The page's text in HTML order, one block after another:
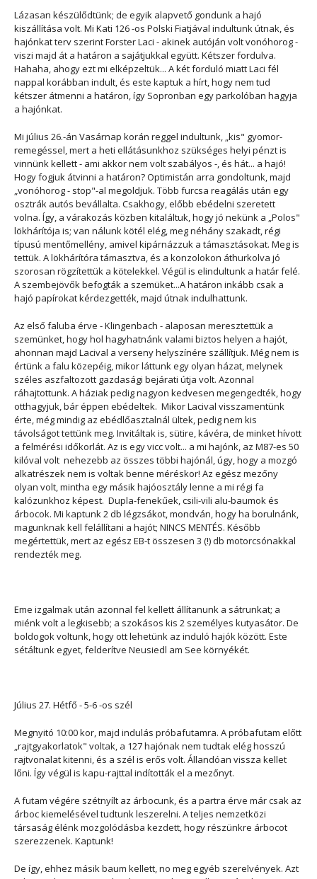
Lázasan készülődtünk; de egyik alapvető gondunk a hajó
kiszállítása volt. Mi Kati 126 -os Polski Fiatjával indultunk útnak, és
hajónkat terv szerint Forster Laci - akinek autóján volt vonóhorog -
viszi majd át a határon a sajátjukkal együtt. Kétszer fordulva.
Hahaha, ahogy ezt mi elképzeltük... A két forduló miatt Laci fél
nappal korábban indult, és este kaptuk a hírt, hogy nem tud
kétszer átmenni a határon, így Sopronban egy parkolóban hagyja
a hajónkat.
Mi július 26.-án Vasárnap korán reggel indultunk, „kis" gyomor-
remegéssel, mert a heti ellátásunkhoz szükséges helyi pénzt is
vinnünk kellett - ami akkor nem volt szabályos -, és hát... a hajó!
Hogy fogjuk átvinni a határon? Optimistán arra gondoltunk, majd
„vonóhorog - stop"-al megoldjuk. Több furcsa reagálás után egy
osztrák autós bevállalta. Csakhogy, előbb ebédelni szeretett
volna. Így, a várakozás közben kitaláltuk, hogy jó nekünk a „Polos"
lökhárítója is; van nálunk kötél elég, meg néhány szakadt, régi
típusú mentőmellény, amivel kipárnázzuk a támasztásokat. Meg is
tettük. A lökhárítóra támasztva, és a konzolokon áthurkolva jó
szorosan rögzítettük a kötelekkel. Végül is elindultunk a határ felé.
A szembejövők befogták a szemüket...A határon inkább csak a
hajó papírokat kérdezgették, majd útnak indulhattunk.
Az első faluba érve - Klingenbach - alaposan meresztettük a
szemünket, hogy hol hagyhatnánk valami biztos helyen a hajót,
ahonnan majd Lacival a verseny helyszínére szállítjuk. Még nem is
értünk a falu közepéig, mikor láttunk egy olyan házat, melynek
széles aszfaltozott gazdasági bejárati útja volt. Azonnal
ráhajtottunk. A háziak pedig nagyon kedvesen megengedték, hogy
otthagyjuk, bár éppen ebédeltek. Mikor Lacival visszamentünk
érte, még mindig az ebédlőasztalnál ültek, pedig nem kis
távolságot tettünk meg. Invitáltak is, sütire, kávéra, de minket hívott
a felmérési időkorlát. Az is egy vicc volt... a mi hajónk, az M87-es 50
kilóval volt nehezebb az összes többi hajónál, úgy, hogy a mozgó
alkatrészek nem is voltak benne méréskor! Az egész mezőny
olyan volt, mintha egy másik hajóosztály lenne a mi régi fa
kalózunkhoz képest. Dupla-fenekűek, csili-vili alu-baumok és
árbocok. Mi kaptunk 2 db légzsákot, mondván, hogy ha borulnánk,
magunknak kell felállítani a hajót; NINCS MENTÉS. Később
megértettük, mert az egész EB-t összesen 3 (!) db motorcsónakkal
rendezték meg.
Eme izgalmak után azonnal fel kellett állítanunk a sátrunkat; a
miénk volt a legkisebb; a szokásos kis 2 személyes kutyasátor. De
boldogok voltunk, hogy ott lehetünk az induló hajók között. Este
sétáltunk egyet, felderítve Neusiedl am See környékét.
Július 27. Hétfő - 5-6 -os szél
Megnyitó 10:00 kor, majd indulás próbafutamra. A próbafutam előtt
„rajtgyakorlatok" voltak, a 127 hajónak nem tudtak elég hosszú
rajtvonalat kitenni, és a szél is erős volt. Állandóan vissza kellet
lőni. Így végül is kapu-rajttal indították el a mezőnyt.
A futam végére szétnyílt az árbocunk, és a partra érve már csak az
árboc kiemelésével tudtunk leszerelni. A teljes nemzetközi
társaság élénk mozgolódásba kezdett, hogy részünkre árbocot
szerezzenek. Kaptunk!
De így, ehhez másik baum kellett, no meg egyéb szerelvények. Azt